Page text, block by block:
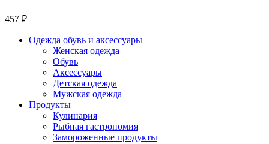
457 ₽
Одежда обувь и аксессуары
Женская одежда
Обувь
Аксессуары
Детская одежда
Мужская одежда
Продукты
Кулинария
Рыбная гастрономия
Замороженные продукты